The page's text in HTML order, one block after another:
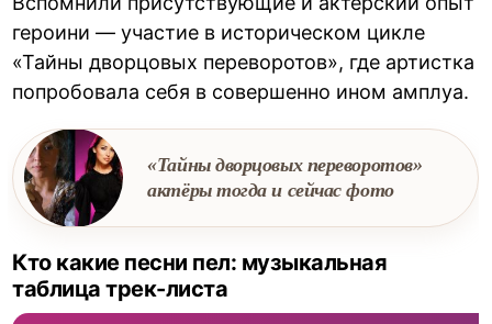
героини — участие в историческом цикле
«Тайны дворцовых переворотов», где артистка
попробовала себя в совершенно ином амплуа.
«Тайны дворцовых переворотов»
актёры тогда и сейчас фото
Кто какие песни пел: музыкальная
таблица трек-листа